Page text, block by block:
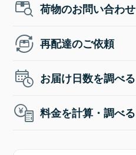
荷物のお問い合わせ
再配達のご依頼
お届け日数を調べる
料金を計算・調べる